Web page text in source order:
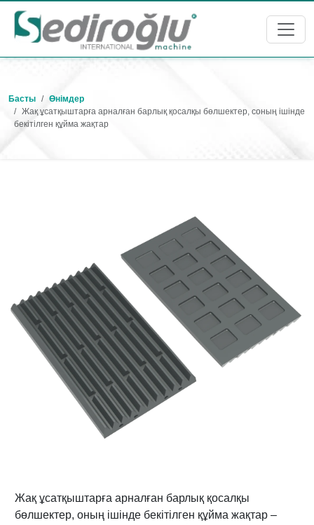
Басты
Өнімдер
Жақ ұсатқыштарға арналған барлық қосалқы бөлшектер, соның ішінде
бекітілген құйма жақтар
Жақ ұсатқыштарға арналған барлық қосалқы
бөлшектер, оның ішінде бекітілген құйма жақтар –